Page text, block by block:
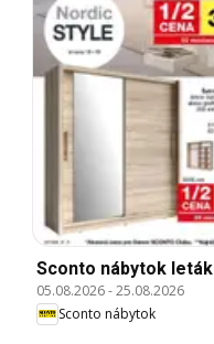
Sconto nábytok leták
05.08.2026-25.08.2026
Sconto nábytok